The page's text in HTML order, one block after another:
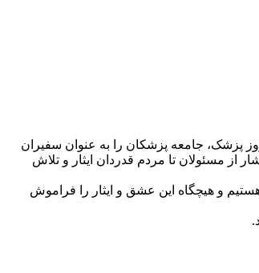
محل موزه ملی تاریخ پزشکی دانشگاه تهران برگزار و تورج فرهادی شهردار منطقه ۶ با گرامیداشت روز پزشک، جامعه پزشکان را به عنوان سفیران
مسئولان تا مردم قدردان ایثار و تلاش
و هیچگاه این عشق و ایثار را فراموش